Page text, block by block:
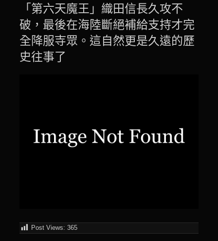
「第六天魔王」織田信長久攻不
破，最後在海陸斷絕補給支持才完
全降服寺眾。這自然更是久遠的歷
史往事了
Post Views: 365